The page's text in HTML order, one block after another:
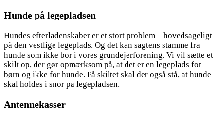
Hunde på legepladsen
Hundes efterladenskaber er et stort problem – hovedsageligt
på den vestlige legeplads. Og det kan sagtens stamme fra
hunde som ikke bor i vores grundejerforening. Vi vil sætte et
skilt op, der gør opmærksom på, at det er en legeplads for
børn og ikke for hunde. På skiltet skal der også stå, at hunde
skal holdes i snor på legepladsen.
Antennekasser